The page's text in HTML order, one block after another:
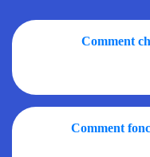
Comment
Comment